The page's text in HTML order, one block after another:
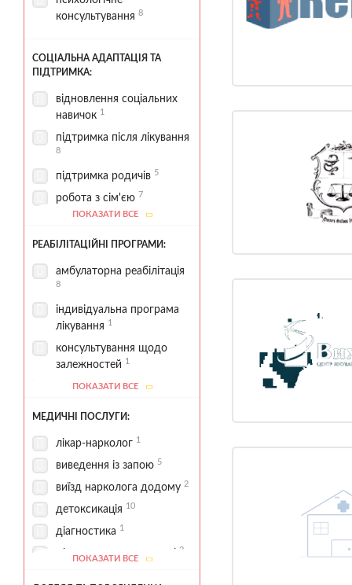
консультування 8
СОЦІАЛЬНА АДАПТАЦІЯ ТА
ПІДТРИМКА:
відновлення соціальних
навичок 1
підтримка після лікування
8
підтримка родичів 5
робота з сім'єю 7
соціальна адаптація
соціальна підтримка
ПОКАЗАТИ ВСЕ
РЕАБІЛІТАЦІЙНІ ПРОГРАМИ:
амбулаторна реабілітація
8
індивідуальна програма
лікування 1
консультування щодо
залежностей 1
лікування алкоголізму
8
лікування ігроманії
лікування
наркозалежності
лікування поведінкових
залежностей
програма 12 кроків
ПОКАЗАТИ ВСЕ
МЕДИЧНІ ПОСЛУГИ:
лікар-нарколог 1
виведення із запою 5
виїзд нарколога додому 2
детоксикація 10
діагностика 1
діагностика залежності 2
ПОКАЗАТИ ВСЕ